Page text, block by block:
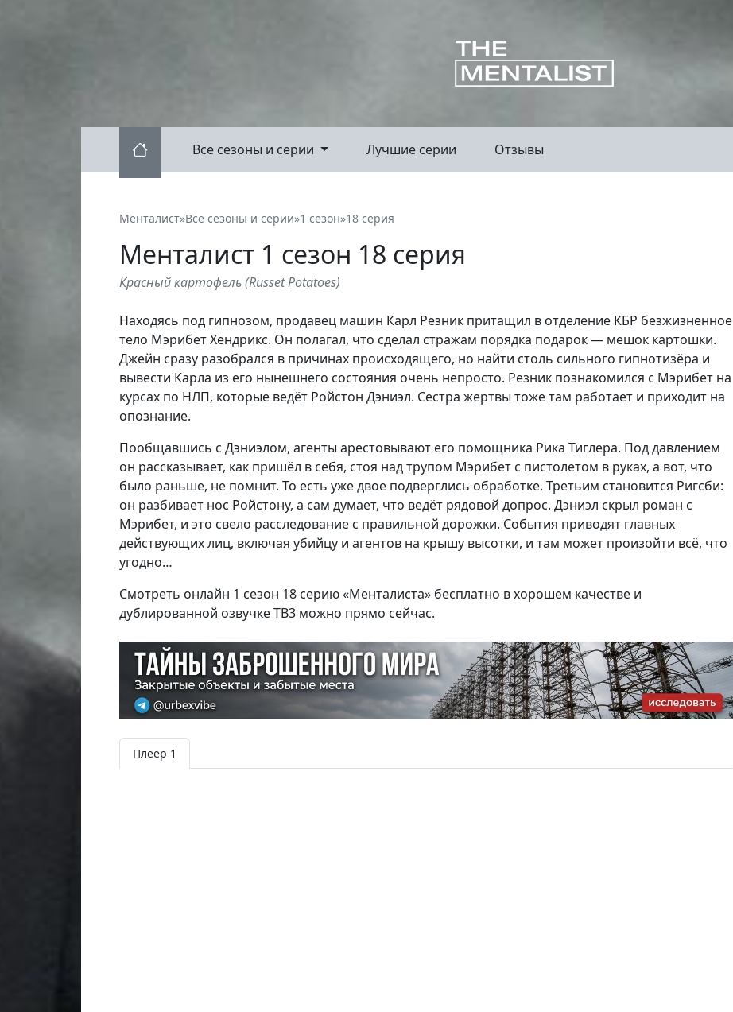
Все сезоны и серии Лучшие серии Отзывы
Менталист»Все сезоны и серии»1 сезон»18 серия
Менталист 1 сезон 18 серия
Красный картофель(Russet Potatoes)
Находясь под гипнозом, продавец машин Карл Резник притащил в отделение КБР безжизненное
тело Мэрибет Хендрикс. Он полагал, что сделал стражам порядка подарок — мешок картошки.
Джейн сразу разобрался в причинах происходящего, но найти столь сильного гипнотизёра и
вывести Карла из его нынешнего состояния очень непросто. Резник познакомился с Мэрибет на
курсах по НЛП, которые ведёт Ройстон Дэниэл. Сестра жертвы тоже там работает и приходит на
опознание.
Пообщавшись с Дэниэлом, агенты арестовывают его помощника Рика Тиглера. Под давлением
он рассказывает, как пришёл в себя, стоя над трупом Мэрибет с пистолетом в руках, а вот, что
было раньше, не помнит. То есть уже двое подверглись обработке. Третьим становится Ригсби:
он разбивает нос Ройстону, а сам думает, что ведёт рядовой допрос. Дэниэл скрыл роман с
Мэрибет, и это свело расследование с правильной дорожки. События приводят главных
действующих лиц, включая убийцу и агентов на крышу высотки, и там может произойти всё, что
угодно…
Смотреть онлайн 1 сезон 18 серию «Менталиста» бесплатно в хорошем качестве и
дублированной озвучке ТВ3 можно прямо сейчас.
Плеер 1